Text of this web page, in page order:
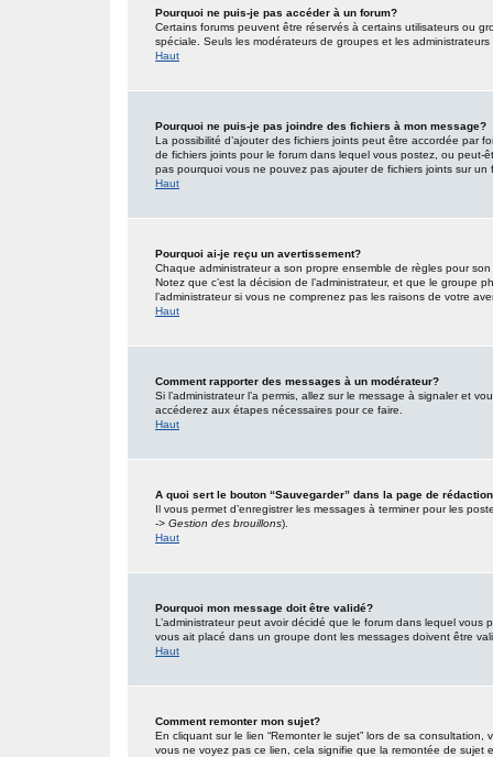
Pourquoi ne puis-je pas accéder à un forum?
Certains forums peuvent être réservés à certains utilisateurs ou
spéciale. Seuls les modérateurs de groupes et les
Haut
Pourquoi ne puis-je pas joindre des fichiers à mon message?
La possibilité d’ajouter des fichiers joints peut être accordée par
de fichiers joints pour le forum dans lequel vous postez, ou peut-
pas pourquoi vous ne pouvez pas ajouter de fichiers joints sur un
Haut
Pourquoi ai-je reçu un avertissement?
Chaque administrateur a son propre ensemble de règles pour
Notez que c’est la décision de l’administrateur, et que le groupe
l’administrateur si vous ne comprenez pas les raisons de votre
Haut
Comment rapporter des messages à un modérateur?
Si l’administrateur l’a permis, allez sur le message à signaler et
accéderez aux étapes nécessaires pour ce faire.
Haut
A quoi sert le bouton “Sauvegarder” dans la page de
Il vous permet d’enregistrer les messages à terminer pour les
-> Gestion des brouillons).
Haut
Pourquoi mon message doit être validé?
L’administrateur peut avoir décidé que le forum dans lequel
vous ait placé dans un groupe dont les messages doivent être
Haut
Comment remonter mon sujet?
En cliquant sur le lien “Remonter le sujet” lors de sa consultation,
vous ne voyez pas ce lien, cela signifie que la remontée de sujet